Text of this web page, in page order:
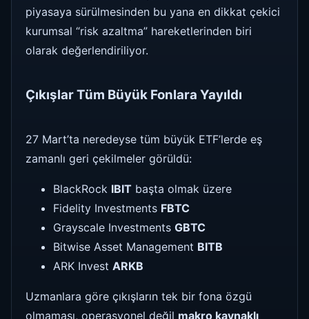
piyasaya sürülmesinden bu yana en dikkat çekici
kurumsal “risk azaltma” hareketlerinden biri
olarak değerlendiriliyor.
Çıkışlar Tüm Büyük Fonlara Yayıldı
27 Mart’ta neredeyse tüm büyük ETF’lerde eş
zamanlı geri çekilmeler görüldü:
BlackRock IBIT başta olmak üzere
Fidelity Investments FBTC
Grayscale Investments GBTC
Bitwise Asset Management BITB
ARK Invest ARKB
Uzmanlara göre çıkışların tek bir fona özgü
olmaması, operasyonel değil makro kaynaklı